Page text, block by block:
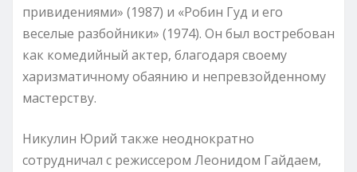
привидениями» (1987) и «Робин Гуд и его
веселые разбойники» (1974). Он был востребован
как комедийный актер, благодаря своему
харизматичному обаянию и непревзойденному
мастерству.
Никулин Юрий также неоднократно
сотрудничал с режиссером Леонидом Гайдаем,